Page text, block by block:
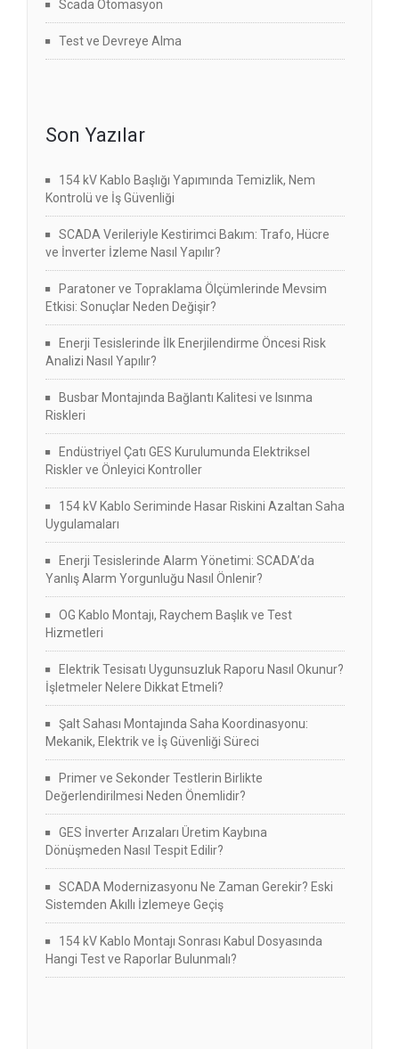
Scada Otomasyon
Test ve Devreye Alma
Son Yazılar
154 kV Kablo Başlığı Yapımında Temizlik, Nem
Kontrolü ve İş Güvenliği
SCADA Verileriyle Kestirimci Bakım: Trafo, Hücre
ve İnverter İzleme Nasıl Yapılır?
Paratoner ve Topraklama Ölçümlerinde Mevsim
Etkisi: Sonuçlar Neden Değişir?
Enerji Tesislerinde İlk Enerjilendirme Öncesi Risk
Analizi Nasıl Yapılır?
Busbar Montajında Bağlantı Kalitesi ve Isınma
Riskleri
Endüstriyel Çatı GES Kurulumunda Elektriksel
Riskler ve Önleyici Kontroller
154 kV Kablo Seriminde Hasar Riskini Azaltan Saha
Uygulamaları
Enerji Tesislerinde Alarm Yönetimi: SCADA’da
Yanlış Alarm Yorgunluğu Nasıl Önlenir?
OG Kablo Montajı, Raychem Başlık ve Test
Hizmetleri
Elektrik Tesisatı Uygunsuzluk Raporu Nasıl Okunur?
İşletmeler Nelere Dikkat Etmeli?
Şalt Sahası Montajında Saha Koordinasyonu:
Mekanik, Elektrik ve İş Güvenliği Süreci
Primer ve Sekonder Testlerin Birlikte
Değerlendirilmesi Neden Önemlidir?
GES İnverter Arızaları Üretim Kaybına
Dönüşmeden Nasıl Tespit Edilir?
SCADA Modernizasyonu Ne Zaman Gerekir? Eski
Sistemden Akıllı İzlemeye Geçiş
154 kV Kablo Montajı Sonrası Kabul Dosyasında
Hangi Test ve Raporlar Bulunmalı?